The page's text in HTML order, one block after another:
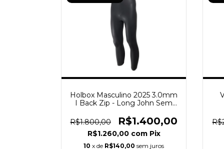
Holbox Masculino 2025 3.0mm
I Back Zip - Long John Sem
R$1.800,00
R$1.400,00
R$1.260,00 com Pix
10 x de R$140,00 sem juros